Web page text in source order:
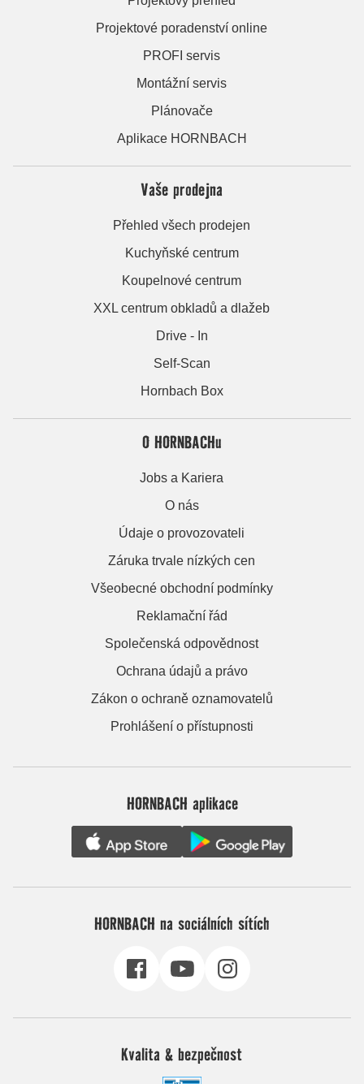
Projektové poradenství online
PROFI servis
Montážní servis
Plánovače
Aplikace HORNBACH
Vaše prodejna
Přehled všech prodejen
Kuchyňské centrum
Koupelnové centrum
XXL centrum obkladů a dlažeb
Drive - In
Self-Scan
Hornbach Box
O HORNBACHu
Jobs a Kariera
O nás
Údaje o provozovateli
Záruka trvale nízkých cen
Všeobecné obchodní podmínky
Reklamační řád
Společenská odpovědnost
Ochrana údajů a právo
Zákon o ochraně oznamovatelů
Prohlášení o přístupnosti
HORNBACH aplikace
HORNBACH na sociálních sítích
Kvalita & bezpečnost